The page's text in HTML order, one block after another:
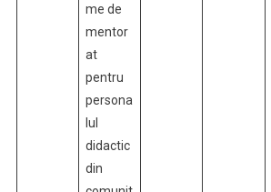
me de
mentor
at
pentru
persona
lul
didactic
din